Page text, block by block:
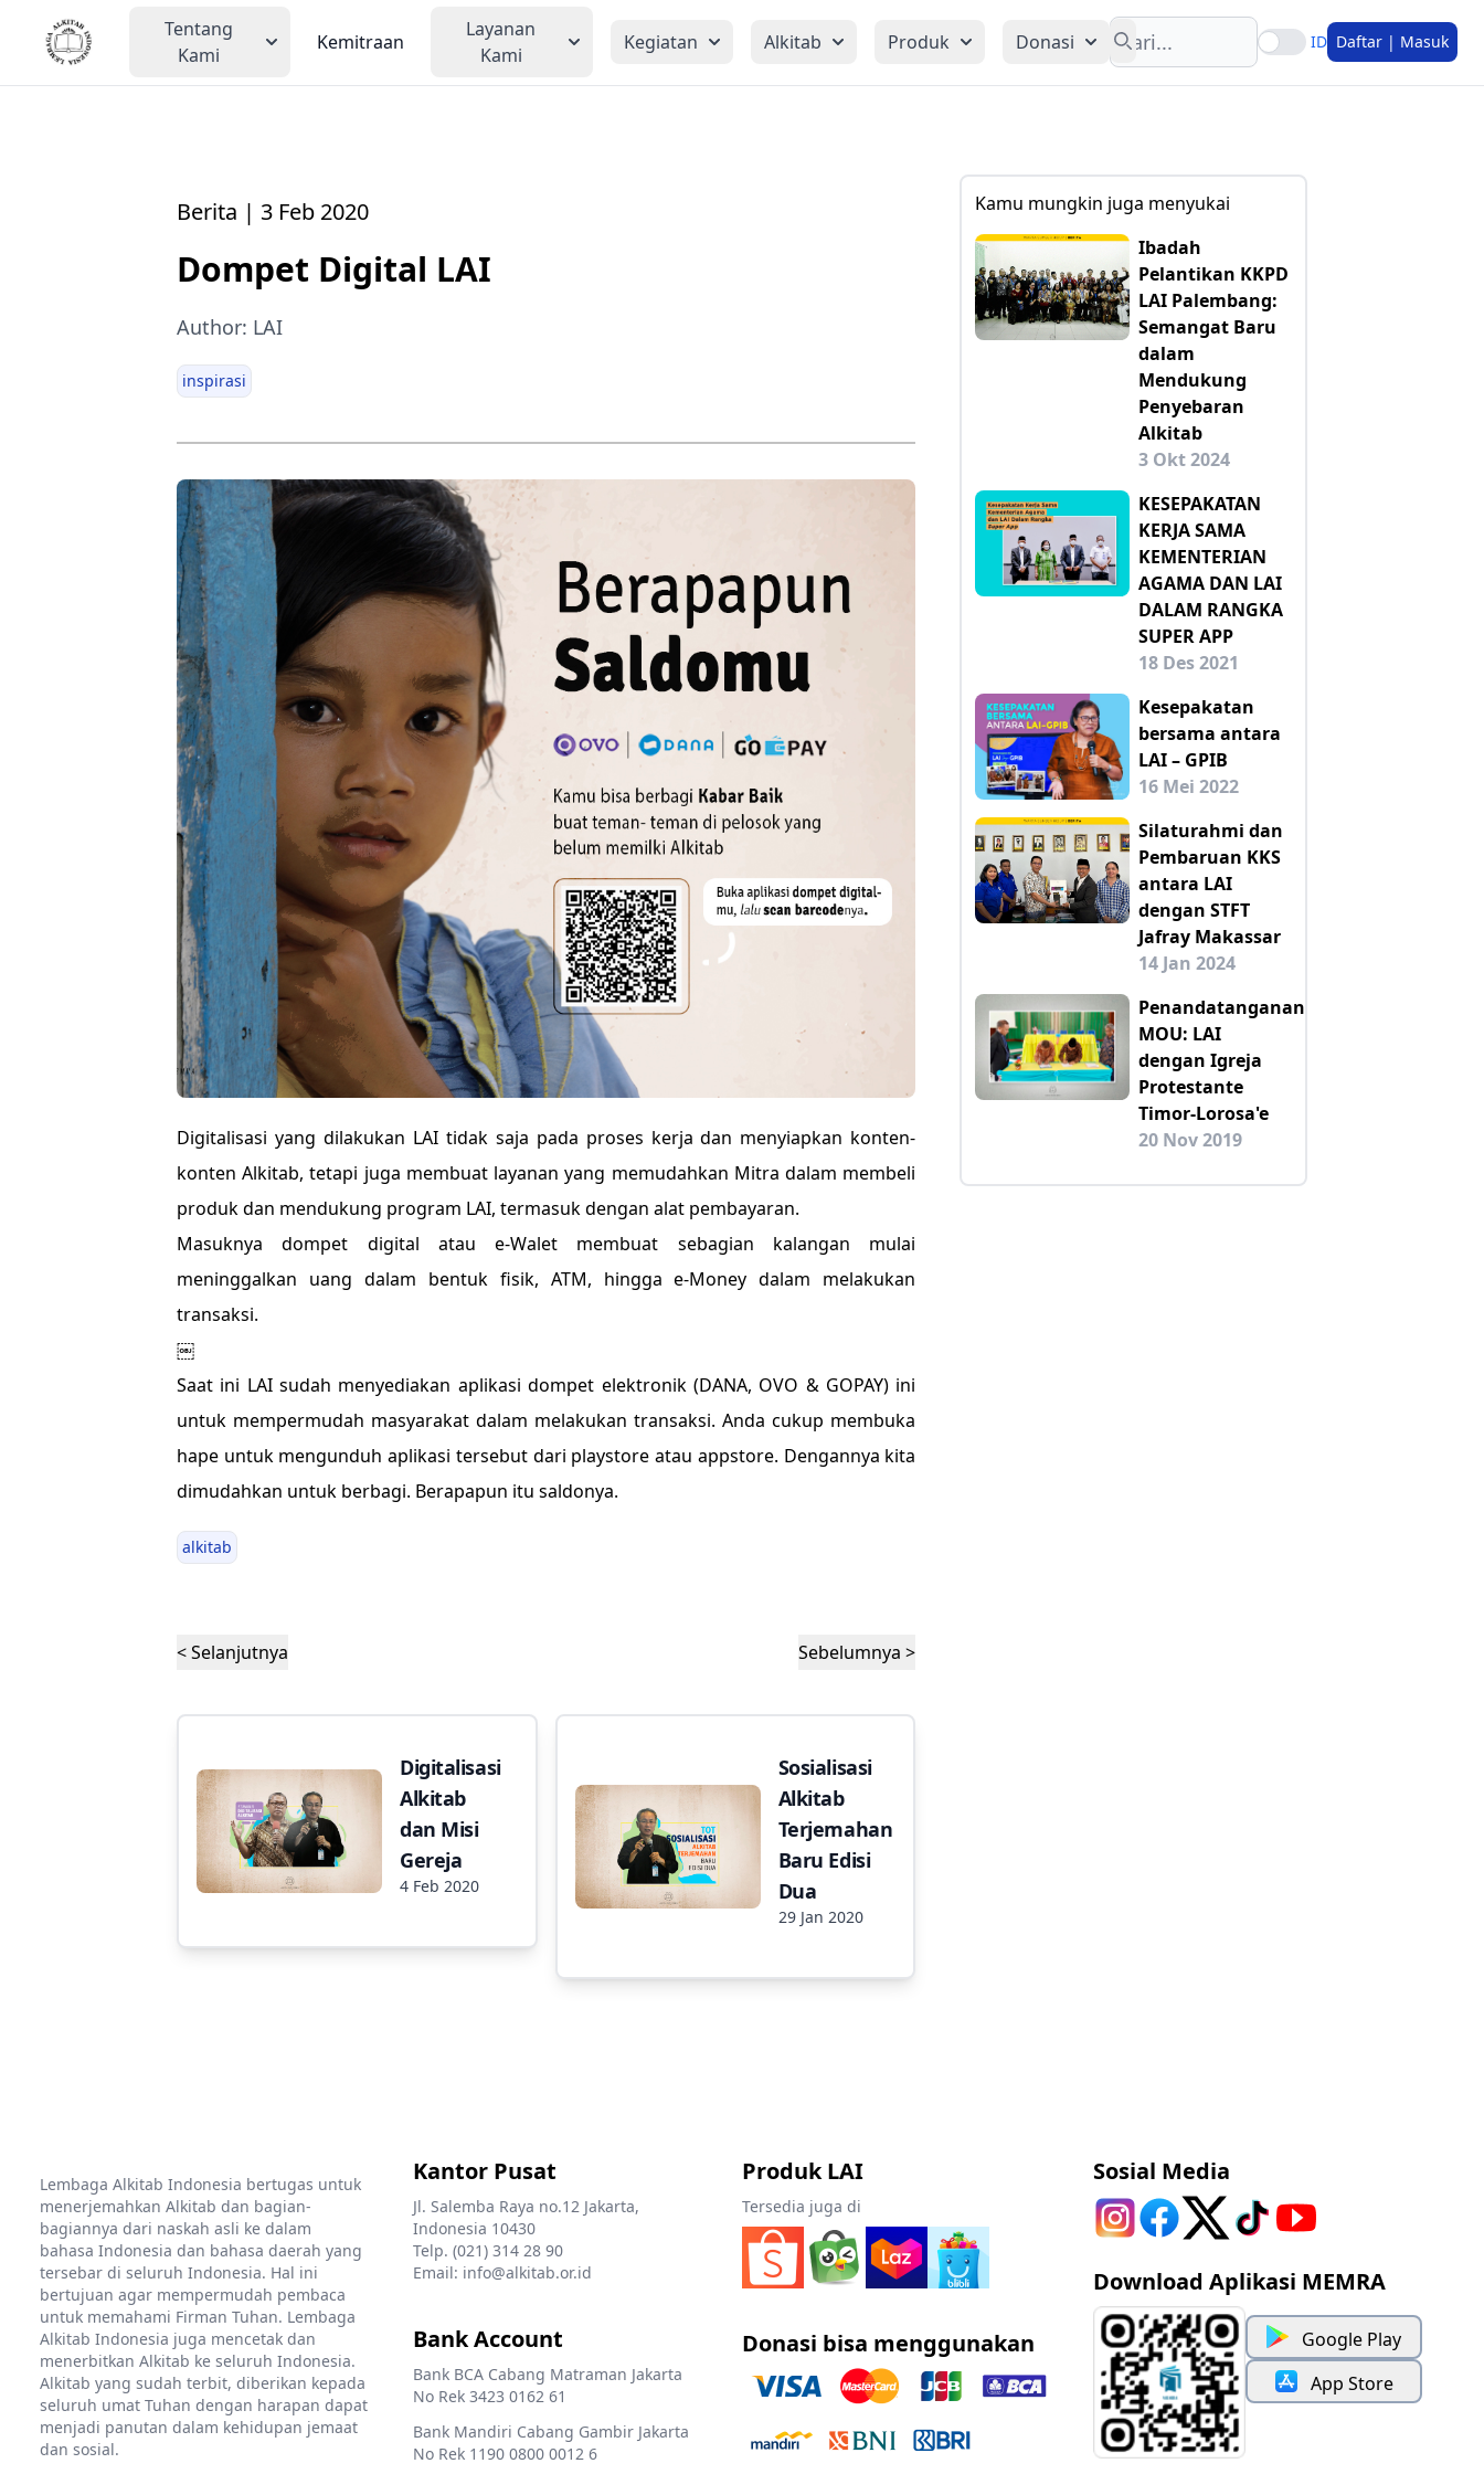
Tentang
Kami
Kemitraan
Layanan
Kami
Kegiatan Alkitab Produk Donasi
Search
ID Daftar | Masuk
Berita | 3 Feb 2020
Dompet Digital LAI
Author: LAI
inspirasi
Digitalisasi yang dilakukan LAI tidak saja pada proses kerja dan menyiapkan konten-
konten Alkitab, tetapi juga membuat layanan yang memudahkan Mitra dalam membeli
produk dan mendukung program LAI, termasuk dengan alat pembayaran.
Masuknya dompet digital atau e-Walet membuat sebagian kalangan mulai
meninggalkan uang dalam bentuk fisik, ATM, hingga e-Money dalam melakukan
transaksi.
￼
Saat ini LAI sudah menyediakan aplikasi dompet elektronik (DANA, OVO & GOPAY) ini
untuk mempermudah masyarakat dalam melakukan transaksi. Anda cukup membuka
hape untuk mengunduh aplikasi tersebut dari playstore atau appstore. Dengannya kita
dimudahkan untuk berbagi. Berapapun itu saldonya.
alkitab
< Selanjutnya Sebelumnya >
Digitalisasi
Alkitab
dan Misi
Gereja
4 Feb 2020
Sosialisasi
Alkitab
Terjemahan
Baru Edisi
Dua
29 Jan 2020
Kamu mungkin juga menyukai
Ibadah
Pelantikan KKPD
LAI Palembang:
Semangat Baru
dalam
Mendukung
Penyebaran
Alkitab
3 Okt 2024
KESEPAKATAN
KERJA SAMA
KEMENTERIAN
AGAMA DAN LAI
DALAM RANGKA
SUPER APP
18 Des 2021
Kesepakatan
bersama antara
LAI – GPIB
16 Mei 2022
Silaturahmi dan
Pembaruan KKS
antara LAI
dengan STFT
Jafray Makassar
14 Jan 2024
Penandatanganan
MOU: LAI
dengan Igreja
Protestante
Timor-Lorosa'e
20 Nov 2019
Lembaga Alkitab Indonesia bertugas untuk
menerjemahkan Alkitab dan bagian-
bagiannya dari naskah asli ke dalam
bahasa Indonesia dan bahasa daerah yang
tersebar di seluruh Indonesia. Hal ini
bertujuan agar mempermudah pembaca
untuk memahami Firman Tuhan. Lembaga
Alkitab Indonesia juga mencetak dan
menerbitkan Alkitab ke seluruh Indonesia.
Alkitab yang sudah terbit, diberikan kepada
seluruh umat Tuhan dengan harapan dapat
menjadi panutan dalam kehidupan jemaat
dan sosial.
Kantor Pusat
Jl. Salemba Raya no.12 Jakarta,
Indonesia 10430
Telp. (021) 314 28 90
Email: info@alkitab.or.id
Bank Account
Bank BCA Cabang Matraman Jakarta
No Rek 3423 0162 61
Bank Mandiri Cabang Gambir Jakarta
No Rek 1190 0800 0012 6
Produk LAI
Tersedia juga di
Donasi bisa menggunakan
Sosial Media
Download Aplikasi MEMRA
Google Play
App Store